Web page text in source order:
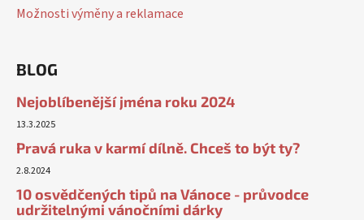
Možnosti výměny a reklamace
BLOG
Nejoblíbenější jména roku 2024
13.3.2025
Pravá ruka v karmí dílně. Chceš to být ty?
2.8.2024
10 osvědčených tipů na Vánoce - průvodce
udržitelnými vánočními dárky